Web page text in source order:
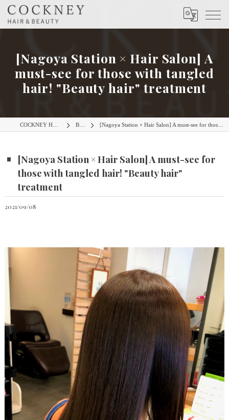
[Nagoya Station × Hair Salon] A
must-see for those with tangled
hair! "Beauty hair" treatment
COCKNEY HAIR＆BEAUTY BLOG [Nagoya Station × Hair Salon] A must-see for those with tangled hair! "Beauty hair" treatment
[Nagoya Station × Hair Salon] A must-see for
those with tangled hair! "Beauty hair"
treatment
2021/09/08